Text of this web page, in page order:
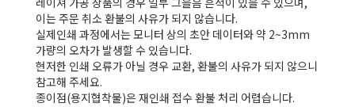
이는 주문 취소 환불의 사유가 되지 않습니다.
실제인쇄 과정에서는 모니터 상의 초안 데이터와 약 2~3mm
가량의 오차가 발생할 수 있습니다.
현저한 인쇄 오류가 아닐 경우 교환, 환불의 사유가 되지 않으니
참고해 주세요.
종이점(용지협착물)은 재인쇄 접수 환불 처리 어렵습니다.